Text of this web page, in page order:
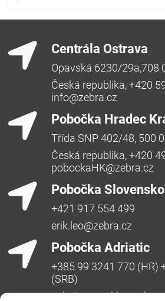
Centrála Ostrava
Opavská 6230/29a,708
Česká republika, +420
info@zebra.cz
Pobočka Hradec
Třída SNP 402/48, 500
Česká republika, +420
pobockaHK@zebra.cz
Pobočka Slovensko
+421 917 554 499
erik.leo@zebra.cz
Pobočka Adriatic
+385 99 3241 770 (HR)
(SRB)